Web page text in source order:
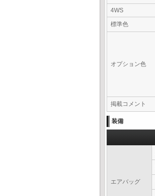
4WS
標準色
オプション色
掲載コメント
装備
エアバッグ